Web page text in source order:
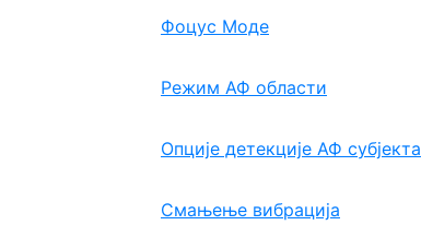
Фоцус Моде
Режим АФ области
Опције детекције АФ субјекта
Смањење вибрација